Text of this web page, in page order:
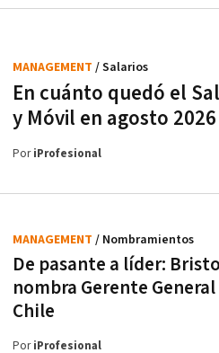
En cuánto quedó el
y Móvil en agosto 2026
MANAGEMENT / Salarios
PoriProfesional
De pasante a líder:
nombra Gerente
Chile
MANAGEMENT / Nombramientos
PoriProfesional